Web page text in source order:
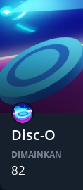
Disc-O
DIMAINKAN
82